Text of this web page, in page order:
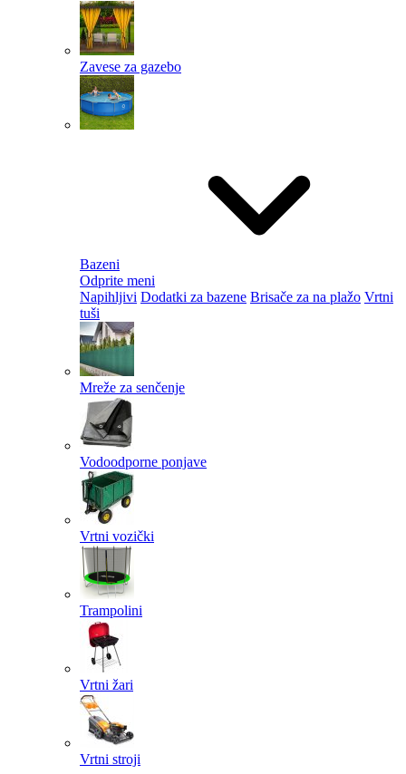
Zavese za gazebo
Bazeni
Odprite meni
Napihljivi Dodatki za bazene Brisače za na plažo Vrtni
tuši
Mreže za senčenje
Vodoodporne ponjave
Vrtni vozički
Trampolini
Vrtni žari
Vrtni stroji